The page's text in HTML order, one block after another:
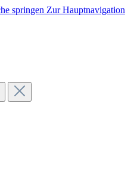
springen Zur Hauptnavigation